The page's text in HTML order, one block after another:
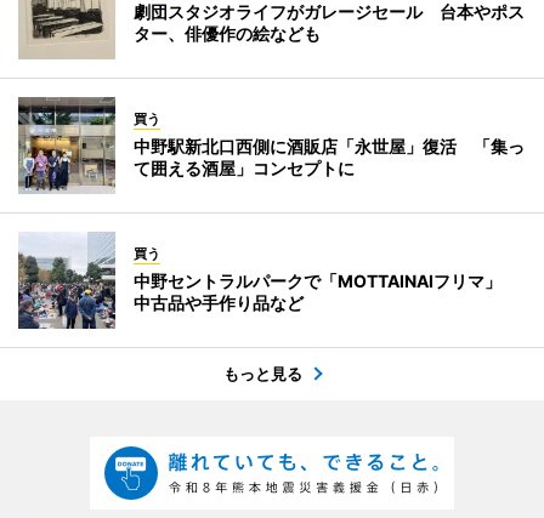
劇団スタジオライフがガレージセール 台本やポス
ター、俳優作の絵なども
買う
中野駅新北口西側に酒販店「永世屋」復活 「集っ
て囲える酒屋」コンセプトに
買う
中野セントラルパークで「MOTTAINAIフリマ」
中古品や手作り品など
もっと見る